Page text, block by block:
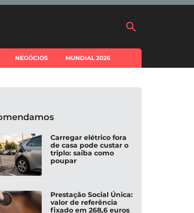
NEGÓCIOS MUNDIAL 2026
Carregar elétrico fora
de casa pode custar o
triplo: saiba como
poupar
Prestação Social Única:
valor de referência
fixado em 268,6 euros